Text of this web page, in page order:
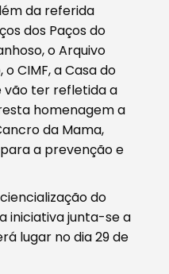
da referida
dos Paços do
o Arquivo
CIMF, a Casa do
vão ter refletida a
homenagem a
da Mama,
a prevenção e
do
iniciativa junta-se a
lugar no dia 29 de